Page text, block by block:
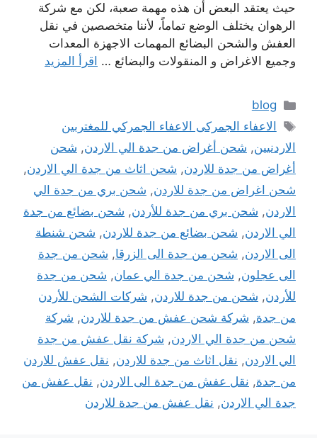
حيث يعتقد البعض أن هذه مهمة صعبة، لكن مع شركة
الرهوان يختلف الوضع تماماً، لأننا متخصصين في نقل
العفش والشحن البضائع المهمات الاجهزة المعدات
وجميع الاغراض و المنقولات والبضائع … اقرأ المزيد
التصنيفات
blog
الوسوم
الاعفاء الجمركى الاعفاء الجمركي للمغتربين
الاردنيين, شحن أغراض من جدة الي الاردن, شحن
أغراض من جدة للاردن, شحن اثاث من جدة الي الاردن,
شحن اغراض من جدة للاردن, شحن بري من جدة الي
الاردن, شحن بري من جدة للأردن, شحن بضائع من جدة
الي الاردن, شحن بضائع من جدة للاردن, شحن شنطة
الى الاردن, شحن من جدة الى الزرقا, شحن من جدة
الى عجلون, شحن من جدة الي عمان, شحن من جدة
للأردن, شحن من جدة للاردن, شركات الشحن للأردن
من جدة, شركة شحن عفش من جدة للاردن, شركة
شحن من جدة الي الاردن, شركة نقل عفش من جدة
الي الاردن, نقل اثاث من جدة للاردن, نقل عفش للاردن
من جدة, نقل عفش من جدة الى الاردن, نقل عفش من
جدة الي الاردن, نقل عفش من جدة للاردن